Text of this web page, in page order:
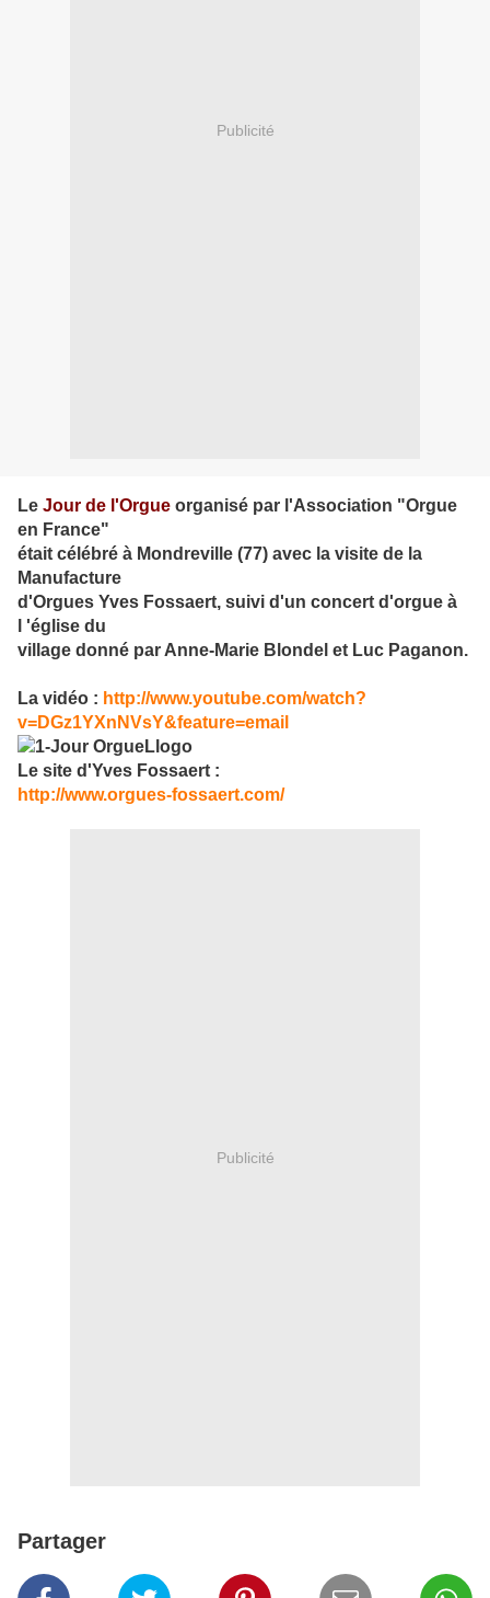
Publicité
Le Jour de l'Orgue organisé par l'Association "Orgue
en France"
était célébré à Mondreville (77) avec la visite de la
Manufacture
d'Orgues Yves Fossaert, suivi d'un concert d'orgue à
l 'église du
village donné par Anne-Marie Blondel et Luc Paganon.
La vidéo : http://www.youtube.com/watch?
v=DGz1YXnNVsY&feature=email
Le site d'Yves Fossaert :
http://www.orgues-fossaert.com/
Publicité
Partager